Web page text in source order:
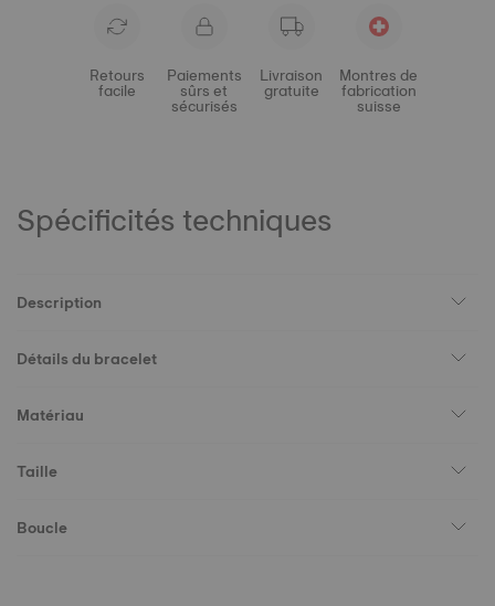
Retours
facile
Paiements
sûrs et
sécurisés
Livraison
gratuite
Montres de
fabrication
suisse
Spécificités techniques
Description
Détails du bracelet
Matériau
Taille
Boucle